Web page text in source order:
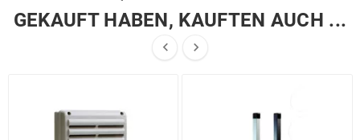
GEKAUFT HABEN, KAUFTEN AUCH ...
 